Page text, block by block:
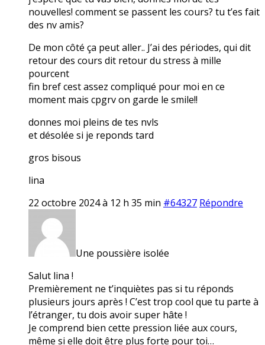
nouvelles! comment se passent les cours? tu t’es fait
des nv amis?
De mon côté ça peut aller.. J’ai des périodes, qui dit
retour des cours dit retour du stress à mille
pourcent
fin bref cest assez compliqué pour moi en ce
moment mais cpgrv on garde le smile!!
donnes moi pleins de tes nvls
et désolée si je reponds tard
gros bisous
lina
22 octobre 2024 à 12 h 35 min #64327 Répondre
Une poussière isolée
Salut lina !
Premièrement ne t’inquiètes pas si tu réponds
plusieurs jours après ! C’est trop cool que tu parte à
l’étranger, tu dois avoir super hâte !
Je comprend bien cette pression liée aux cours,
même si elle doit être plus forte pour toi…